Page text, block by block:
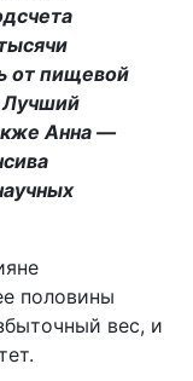
от пищевой
Лучший
Анна —
половины
вес, и